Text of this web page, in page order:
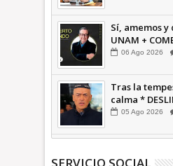
Sí, amemos
UNAM +
TIEMPO
06 Ago 2026
Tras la
calma *
Witvrun
05 Ago 2026